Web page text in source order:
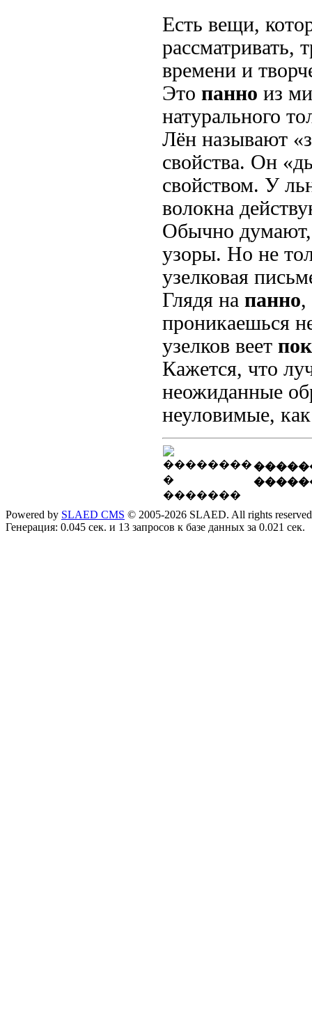
Есть вещи,
рассматривать,
времени и
Это панно из
натурального
Лён называют
свойства. Он
свойством. У
волокна
Обычно
узоры. Но не
узелковая
Глядя на панно,
проникаешься
узелков веет
Кажется, что
неожиданные
неуловимые,
Powered by SLAED CMS © 2005-2026 SLAED. All rights
Генерация: 0.045 сек. и 13 запросов к базе данных за 0.021 сек.